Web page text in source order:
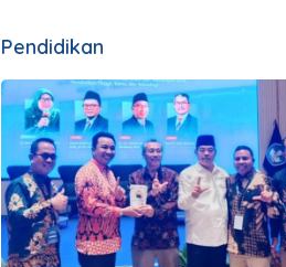
Pendidikan